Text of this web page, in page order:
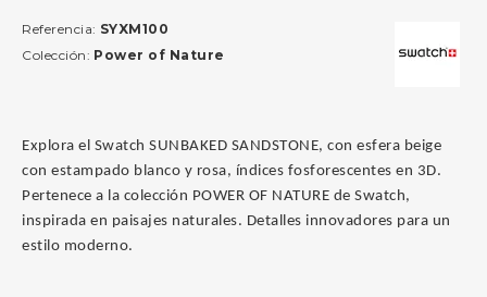
Explora el Swatch SUNBAKED SANDSTONE, con esfera beige
con estampado blanco y rosa, índices fosforescentes en 3D.
Pertenece a la colección POWER OF NATURE de Swatch,
inspirada en paisajes naturales. Detalles innovadores para un
estilo moderno.
Referencia: SYXM100
Colección: Power of Nature